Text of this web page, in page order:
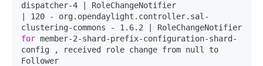
dispatcher-4 | RoleChangeNotifier
| 120 - org.opendaylight.controller.sal-
for member-2-shard-prefix-configuration-shard-
config , received role change from null to
Follower